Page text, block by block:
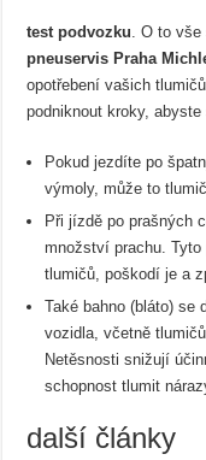
test podvozku. O to vše
pneuservis Praha
opotřebení vašich
podniknout kroky,
Pokud jezdíte po
výmoly, může to
Při jízdě po prašných
množství prachu.
tlumičů, poškodí je a
Také bahno (bláto) se
vozidla, včetně
Netěsnosti snižují
schopnost tlumit
další články